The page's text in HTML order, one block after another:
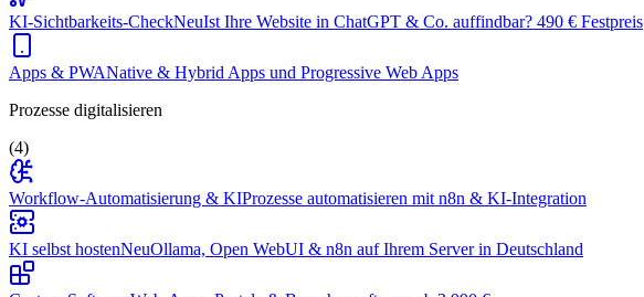
KI-Sichtbarkeits-CheckNeuIst Ihre Website in ChatGPT & Co. auffindbar? 490 € Festpreis
Apps & PWANative & Hybrid Apps und Progressive Web Apps
Prozesse digitalisieren
(4)
Workflow-Automatisierung & KIProzesse automatisieren mit n8n & KI-Integration
KI selbst hostenNeuOllama, Open WebUI & n8n auf Ihrem Server in Deutschland